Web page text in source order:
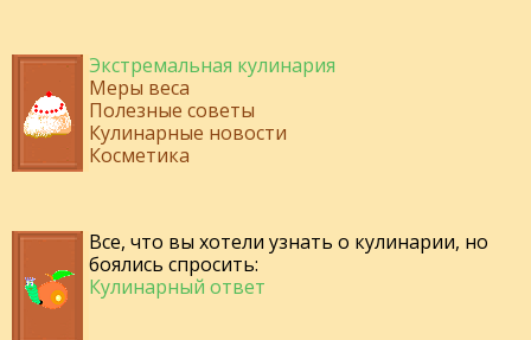
Экстремальная кулинария
Меры веса
Полезные советы
Кулинарные новости
Косметика
Все, что вы хотели узнать о кулинарии, но
боялись спросить:
Кулинарный ответ